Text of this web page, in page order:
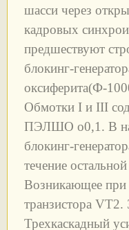
шасси через
кадровых
предшествуют
блокинг-
оксиферита(Ф-
Обмотки I и III
ПЭЛШО o0,1. В
блокинг-
течение
Возникающее при
транзистора
Трехкаскадный